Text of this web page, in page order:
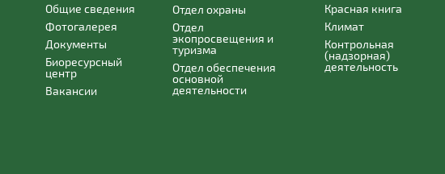
Общие сведения
Фотогалерея
Документы
Биоресурсный
центр
Вакансии
Отдел охраны
Отдел
экопросвещения и
туризма
Отдел обеспечения
основной
деятельности
Красная книга
Климат
Контрольная
(надзорная)
деятельность